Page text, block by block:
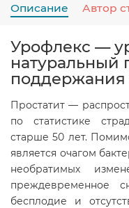
Описание Автор
Урофлекс —
натуральный
поддержания
Простатит —
по статистике
старше 50 лет.
является очагом
необратимых
преждевременное
бесплодие и